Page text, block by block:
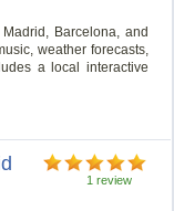
Barcelona, and
weather forecasts,
a local interactive
1 review